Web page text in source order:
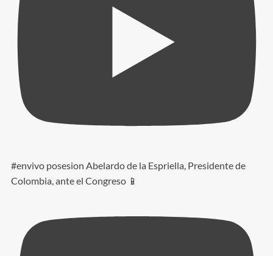
#envivo posesion Abelardo de la Espriella, Presidente de
Colombia, ante el Congreso 📱